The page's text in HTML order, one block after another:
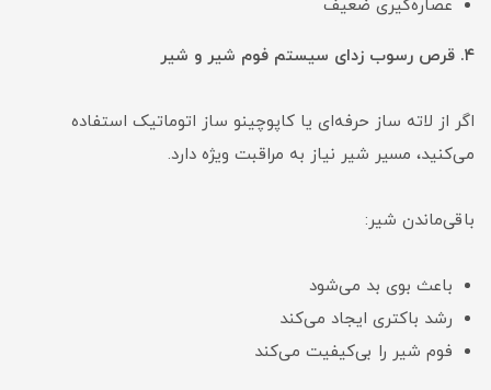
عصاره‌گیری ضعیف
۴. قرص رسوب زدای سیستم فوم‌ شیر و شیر
اگر از لاته ساز حرفه‌ای یا کاپوچینو ساز اتوماتیک استفاده
می‌کنید، مسیر شیر نیاز به مراقبت ویژه دارد.
باقی‌ماندن شیر:
باعث بوی بد می‌شود
رشد باکتری ایجاد می‌کند
فوم شیر را بی‌کیفیت می‌کند